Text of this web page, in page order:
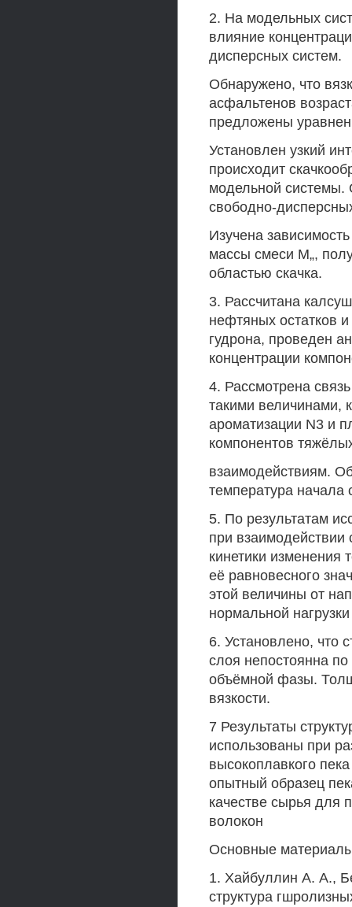
2. На модельных
влияние
дисперсных систем.
Обнаружено, что
асфальтенов
предложены
Установлен узкий
происходит
модельной системы.
свободно-
Изучена
массы смеси М„,
областью скачка.
3. Рассчитана
нефтяных остатков
гудрона, проведен
концентрации
4. Рассмотрена
такими величинами,
ароматизации N3 и
компонентов
взаимодействиям.
температура начала
5. По результатам
при
кинетики изменения
её равновесного
этой величины от
нормальной
6. Установлено, что
слоя непостоянна
объёмной фазы.
вязкости.
7 Результаты
использованы при
высокоплавкого
опытный образец
качестве сырья для
волокон
Основные
1. Хайбуллин А. А.,
структура